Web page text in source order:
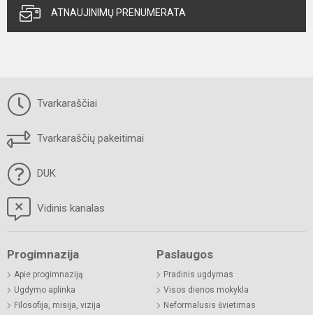
ATNAUJINIMŲ PRENUMERATA
Tvarkaraščiai
Tvarkaraščių pakeitimai
DUK
Vidinis kanalas
Progimnazija
Apie progimnaziją
Ugdymo aplinka
Filosofija, misija, vizija
Paslaugos
Pradinis ugdymas
Visos dienos mokykla
Neformalusis švietimas